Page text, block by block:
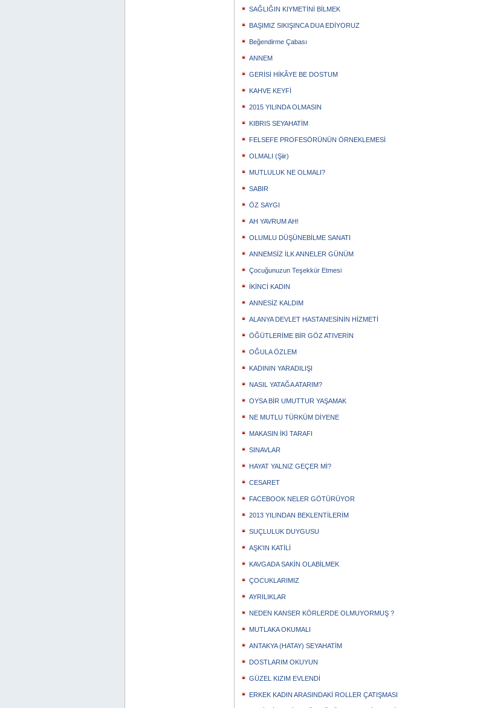
SAĞLIĞIN KIYMETİNİ BİLMEK
BAŞIMIZ SIKIŞINCA DUA EDİYORUZ
Beğendirme Çabası
ANNEM
GERİSİ HİKÂYE BE DOSTUM
KAHVE KEYFİ
2015 YILINDA OLMASIN
KIBRIS SEYAHATİM
FELSEFE PROFESÖRÜNÜN ÖRNEKLEMESİ
OLMALI (Şiir)
MUTLULUK NE OLMALI?
SABIR
ÖZ SAYGI
AH YAVRUM AH!
OLUMLU DÜŞÜNEBİLME SANATI
ANNEMSİZ İLK ANNELER GÜNÜM
Çocuğunuzun Teşekkür Etmesi
İKİNCİ KADIN
ANNESİZ KALDIM
ALANYA DEVLET HASTANESİNİN HİZMETİ
ÖĞÜTLERİME BİR GÖZ ATIVERİN
OĞULA ÖZLEM
KADININ YARADILIŞI
NASIL YATAĞA ATARIM?
OYSA BİR UMUTTUR YAŞAMAK
NE MUTLU TÜRKÜM DİYENE
MAKASIN İKİ TARAFI
SINAVLAR
HAYAT YALNIZ GEÇER Mİ?
CESARET
FACEBOOK NELER GÖTÜRÜYOR
2013 YILINDAN BEKLENTİLERİM
SUÇLULUK DUYGUSU
AŞK'IN KATİLİ
KAVGADA SAKİN OLABİLMEK
ÇOCUKLARIMIZ
AYRILIKLAR
NEDEN KANSER KÖRLERDE OLMUYORMUŞ ?
MUTLAKA OKUMALI
ANTAKYA (HATAY) SEYAHATİM
DOSTLARIM OKUYUN
GÜZEL KIZIM EVLENDİ
ERKEK KADIN ARASINDAKİ ROLLER ÇATIŞMASI